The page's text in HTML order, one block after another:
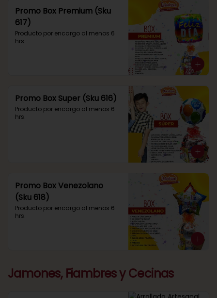
Promo Box Premium (Sku
617)
Producto por encargo al menos 6
hrs.
Promo Box Super (Sku 616)
Producto por encargo al menos 6
hrs.
Promo Box Venezolano
(Sku 618)
Producto por encargo al menos 6
hrs.
Jamones, Fiambres y Cecinas